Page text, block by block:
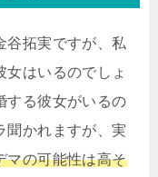
谷拓実ですが、私
はいるのでしょ
する彼女がいるの
聞かれますが、実
マの可能性は高そ